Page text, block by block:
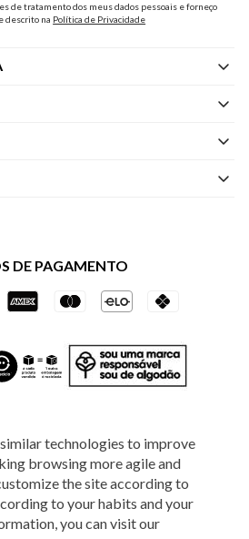
technologies to improve
browsing more agile and
the site according to
to your habits and your
you can visit our
de tratamento dos meus dados pessoais e forneço
descrito na Política de Privacidade
DE PAGAMENTO
os direitos reservados - A loja Estoque reserva-